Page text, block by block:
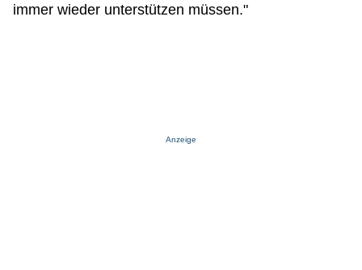
immer wieder unterstützen müssen."
Anzeige